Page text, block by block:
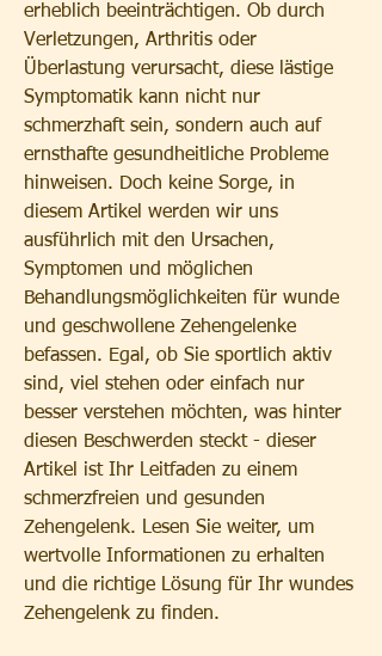
erheblich beeinträchtigen. Ob durch
Verletzungen, Arthritis oder
Überlastung verursacht, diese lästige
Symptomatik kann nicht nur
schmerzhaft sein, sondern auch auf
ernsthafte gesundheitliche Probleme
hinweisen. Doch keine Sorge, in
diesem Artikel werden wir uns
ausführlich mit den Ursachen,
Symptomen und möglichen
Behandlungsmöglichkeiten für wunde
und geschwollene Zehengelenke
befassen. Egal, ob Sie sportlich aktiv
sind, viel stehen oder einfach nur
besser verstehen möchten, was hinter
diesen Beschwerden steckt - dieser
Artikel ist Ihr Leitfaden zu einem
schmerzfreien und gesunden
Zehengelenk. Lesen Sie weiter, um
wertvolle Informationen zu erhalten
und die richtige Lösung für Ihr wundes
Zehengelenk zu finden.